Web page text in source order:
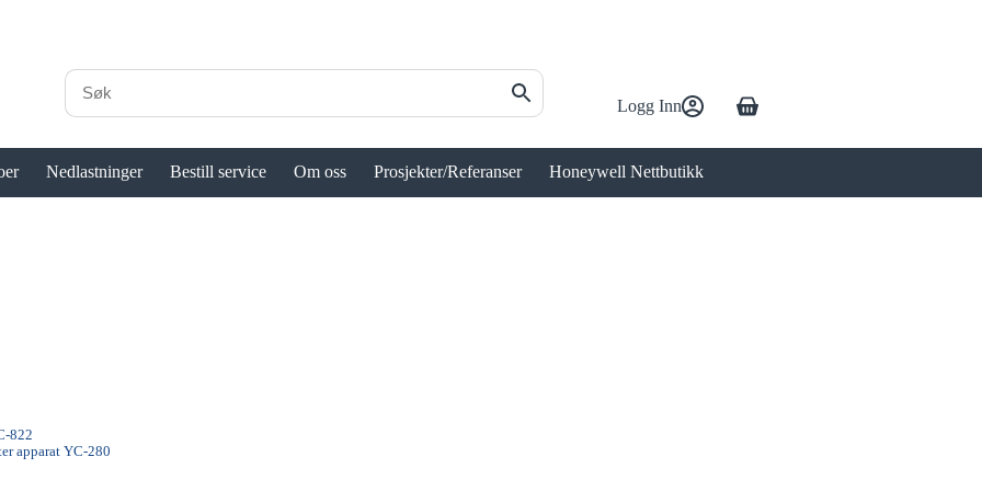
Logg Inn Handlekurv
Nedlastninger Bestill service Om oss Prosjekter/Referanser Honeywell Nettbutikk
822
apparat YC-280